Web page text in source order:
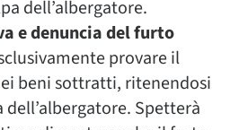
dell’albergatore.
e denuncia del furto
provare il
beni sottratti, ritenendosi
Spetterà